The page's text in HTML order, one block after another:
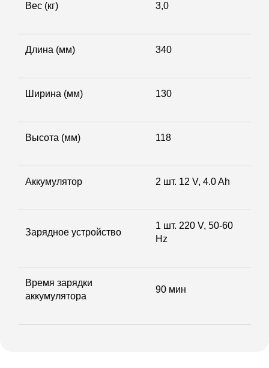
Вес (кг) 3,0
Длина (мм) 340
Ширина (мм) 130
Высота (мм) 118
Аккумулятор 2 шт. 12 V, 4.0 Ah
Зарядное устройство
1 шт. 220 V, 50-60
Hz
Время зарядки
аккумулятора
90 мин